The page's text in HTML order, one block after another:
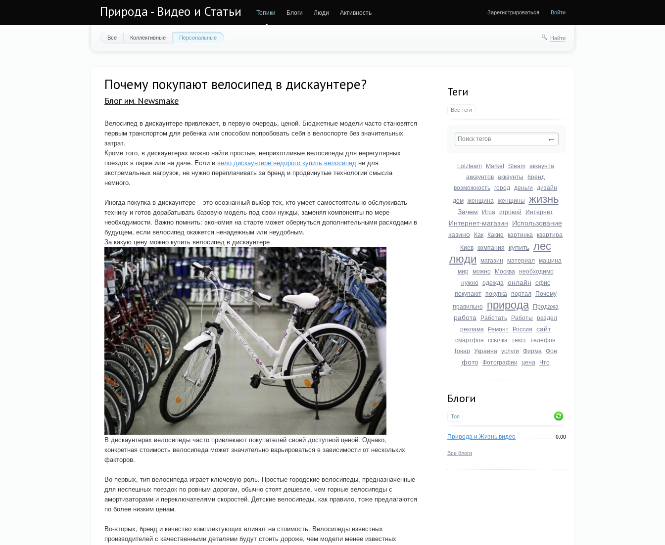
Природа - Видео и Статьи Топики Блоги Люди Активность Зарегистрироваться Войти
Все Коллективные Персональные Найти
Теги
Все теги
Lolzteam Market Steam аккаунта
аккаунтов аккаунты бренд
возможность город деньги дизайн
дом женщина женщины жизнь
Зачем Игра игровой Интернет
Интернет-магазин Использование
казино Как Какие картинка квартира
Киев компания купить лес
люди магазин материал машина
мир можно Москва необходимо
нужно одежда онлайн офис
покупают покупка портал Почему
правильно природа Продажа
работа Работать Работы раздел
реклама Ремонт Россия сайт
смартфон ссылка текст телефон
Товар Украина услуги Фирма Фон
фото Фотографии цена Что
Блоги
Топ
Природа и Жизнь видео 0.00
Все блоги
Почему покупают велосипед в дискаунтере?
Блог им. Newsmake
Велосипед в дискаунтере привлекает, в первую очередь, ценой. Бюджетные модели часто становятся
первым транспортом для ребенка или способом попробовать себя в велоспорте без значительных
затрат.
Кроме того, в дискаунтерах можно найти простые, неприхотливые велосипеды для нерегулярных
поездок в парке или на даче. Если в вело дискаунтере недорого купить велосипед не для
экстремальных нагрузок, не нужно переплачивать за бренд и продвинутые технологии смысла
немного.
Иногда покупка в дискаунтере – это осознанный выбор тех, кто умеет самостоятельно обслуживать
технику и готов дорабатывать базовую модель под свои нужды, заменяя компоненты по мере
необходимости. Важно помнить: экономия на старте может обернуться дополнительными расходами в
будущем, если велосипед окажется ненадежным или неудобным.
За какую цену можно купить велосипед в дискаунтере
В дискаунтерах велосипеды часто привлекают покупателей своей доступной ценой. Однако,
конкретная стоимость велосипеда может значительно варьироваться в зависимости от нескольких
факторов.
Во-первых, тип велосипеда играет ключевую роль. Простые городские велосипеды, предназначенные
для неспешных поездок по ровным дорогам, обычно стоят дешевле, чем горные велосипеды с
амортизаторами и переключателями скоростей. Детские велосипеды, как правило, тоже предлагаются
по более низким ценам.
Во-вторых, бренд и качество комплектующих влияют на стоимость. Велосипеды известных
производителей с качественными деталями будут стоить дороже, чем модели менее известных